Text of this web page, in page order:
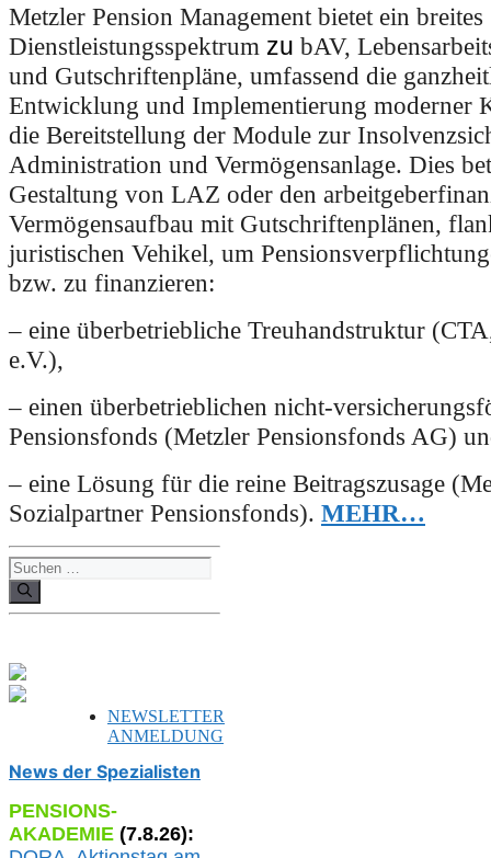
Metzler Pension Management bietet ein breites
Dienstleistungsspektrum zu bAV,
und Gutschriftenpläne, umfassend die
Entwicklung und Implementierung moderner
die Bereitstellung der Module zur
Administration und Vermögensanlage. Dies
Gestaltung von LAZ oder den
Vermögensaufbau mit Gutschriftenplänen,
juristischen Vehikel, um
bzw. zu finanzieren:
– eine überbetriebliche Treuhandstruktur
e.V.),
– einen überbetrieblichen nicht-
Pensionsfonds (Metzler Pensionsfonds AG)
– eine Lösung für die reine Beitragszusage
Sozialpartner Pensionsfonds). MEHR…
Suchen
nach:
NEWSLETTER
ANMELDUNG
News der Spezialisten
PENSIONS-
AKADEMIE (7.8.26):